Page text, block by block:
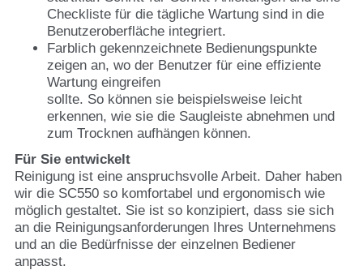
Checkliste für die tägliche Wartung sind in die
Benutzeroberfläche integriert.
Farblich gekennzeichnete Bedienungspunkte
zeigen an, wo der Benutzer für eine effiziente
Wartung eingreifen
sollte. So können sie beispielsweise leicht
erkennen, wie sie die Saugleiste abnehmen und
zum Trocknen aufhängen können.
Für Sie entwickelt
Reinigung ist eine anspruchsvolle Arbeit. Daher haben
wir die SC550 so komfortabel und ergonomisch wie
möglich gestaltet. Sie ist so konzipiert, dass sie sich
an die Reinigungsanforderungen Ihres Unternehmens
und an die Bedürfnisse der einzelnen Bediener
anpasst.